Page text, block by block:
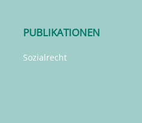
PUBLIKATIONEN
Sozialrecht